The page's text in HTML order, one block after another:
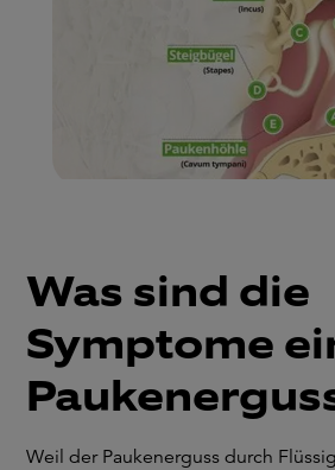
Was sind die
Symptome
Weil der Paukenerguss durch